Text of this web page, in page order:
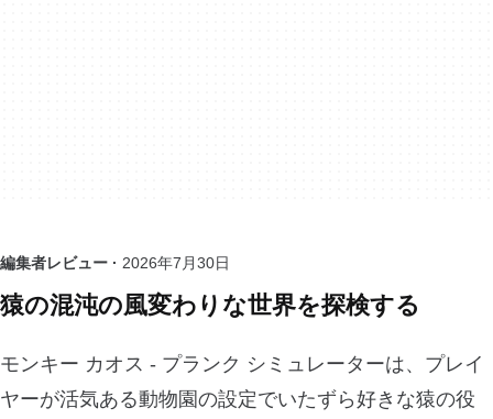
編集者レビュー · 2026年7月30日
猿の混沌の風変わりな世界を探検する
モンキー カオス - プランク シミュレーターは、プレイ
ヤーが活気ある動物園の設定でいたずら好きな猿の役